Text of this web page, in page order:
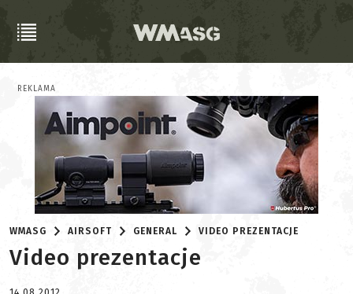
REKLAMA
WMASG AIRSOFT GENERAL VIDEO PREZENTACJE
Video prezentacje